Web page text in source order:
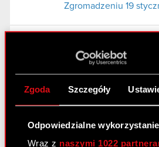
Zgoda Szczegóły
Odpowiedzialne
Wraz z naszymi 1022
Zgromadzeniu 19
Raport bieżący nr 5/
20 stycznia 2010
PDF
Zmiany w składzie